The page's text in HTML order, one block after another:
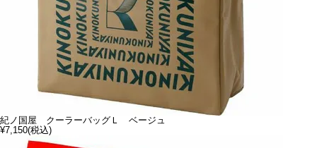
紀ノ国屋 クーラーバッグＬ ベージュ
¥7,150(税込)